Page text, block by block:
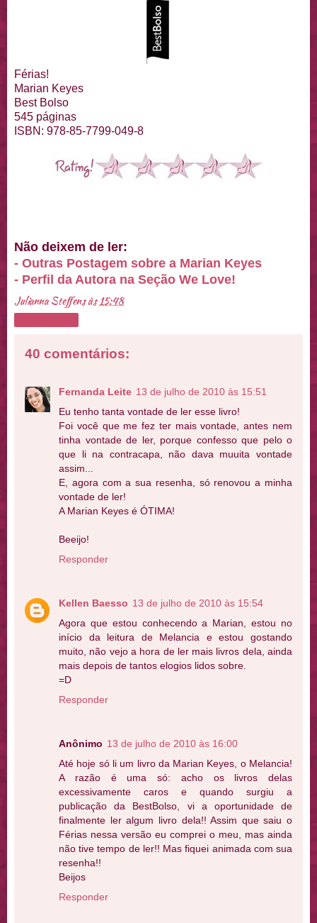
Férias!
Marian Keyes
Best Bolso
545 páginas
ISBN: 978-85-7799-049-8
Não deixem de ler:
- Outras Postagem sobre a Marian Keyes
- Perfil da Autora na Seção We Love!
Julianna Steffensàs 15:48
40 comentários:
Fernanda Leite 13 de julho de 2010 às 15:51
Eu tenho tanta vontade de ler esse livro!
Foi você que me fez ter mais vontade, antes nem
tinha vontade de ler, porque confesso que pelo o
que li na contracapa, não dava muuita vontade
assim...
E, agora com a sua resenha, só renovou a minha
vontade de ler!
A Marian Keyes é ÓTIMA!
Beeijo!
Responder
Kellen Baesso 13 de julho de 2010 às 15:54
Agora que estou conhecendo a Marian, estou no
início da leitura de Melancia e estou gostando
muito, não vejo a hora de ler mais livros dela, ainda
mais depois de tantos elogios lidos sobre.
=D
Responder
Anônimo 13 de julho de 2010 às 16:00
Até hoje só li um livro da Marian Keyes, o Melancia!
A razão é uma só: acho os livros delas
excessivamente caros e quando surgiu a
publicação da BestBolso, vi a oportunidade de
finalmente ler algum livro dela!! Assim que saiu o
Férias nessa versão eu comprei o meu, mas ainda
não tive tempo de ler!! Mas fiquei animada com sua
resenha!!
Beijos
Responder